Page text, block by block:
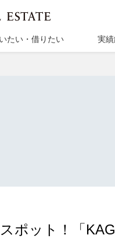
たい・借りたい 実
ポット！「